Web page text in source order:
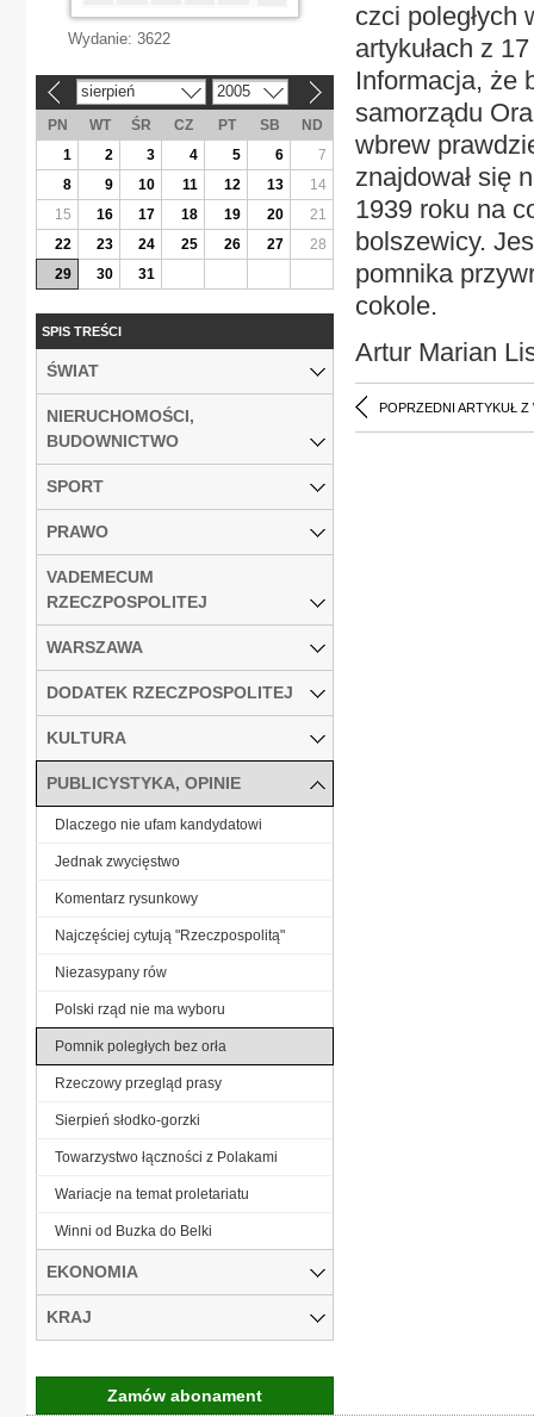
czci poległych
artykułach z
Informacja, że
samorządu
wbrew
znajdował się
1939 roku na
bolszewicy.
pomnika
cokole.
Artur Marian
POPRZEDNI ARTYKUŁ Z
Wydanie: 3622
sierpień 2005
PN WT ŚR CZ PT SB
ND
1
2 3 4 5 6
7
8
9 10 11 12 13
14
15
16 17 18 19 20
21
22
23 24 25 26 27
28
29
30 31
SPIS TREŚCI
ŚWIAT
NIERUCHOMOŚCI,
BUDOWNICTWO
SPORT
PRAWO
VADEMECUM
RZECZPOSPOLITEJ
WARSZAWA
DODATEK RZECZPOSPOLITEJ
KULTURA
PUBLICYSTYKA, OPINIE
Dlaczego nie ufam kandydatowi
Jednak zwycięstwo
Komentarz rysunkowy
Najczęściej cytują "Rzeczpospolitą"
Niezasypany rów
Polski rząd nie ma wyboru
Pomnik poległych bez orła
Rzeczowy przegląd prasy
Sierpień słodko-gorzki
Towarzystwo łączności z Polakami
Wariacje na temat proletariatu
Winni od Buzka do Belki
EKONOMIA
KRAJ
Zamów abonament